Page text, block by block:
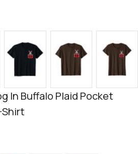
In Buffalo Plaid Pocket